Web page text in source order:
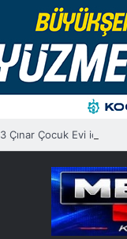
3 Çınar Çocuk Evi için